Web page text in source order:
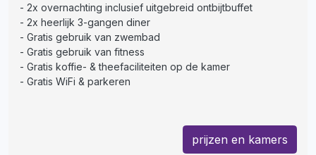
2x overnachting inclusief uitgebreid ontbijtbuffet
2x heerlijk 3-gangen diner
Gratis gebruik van zwembad
Gratis gebruik van fitness
Gratis koffie- & theefaciliteiten op de kamer
Gratis WiFi & parkeren
prijzen en kamers